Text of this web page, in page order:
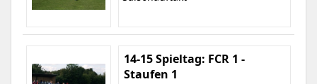
14-15 Spieltag: FCR 1 -
Staufen 1